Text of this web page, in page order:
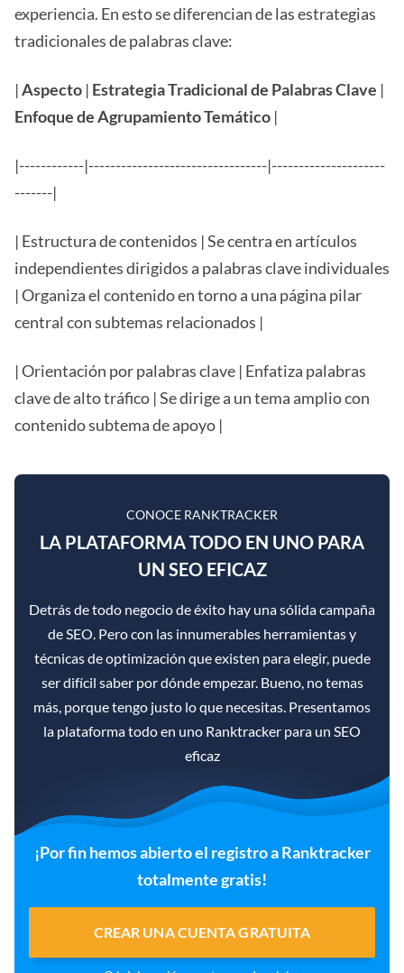
experiencia. En esto se diferencian de las estrategias
tradicionales de palabras clave:
|Aspecto | Estrategia Tradicional de Palabras Clave |
Enfoque de Agrupamiento Temático |
|------------|---------------------------------|---------------------
-------|
| Estructura de contenidos | Se centra en artículos
independientes dirigidos a palabras clave individuales
| Organiza el contenido en torno a una página pilar
central con subtemas relacionados |
| Orientación por palabras clave | Enfatiza palabras
clave de alto tráfico | Se dirige a un tema amplio con
contenido subtema de apoyo |
CONOCE RANKTRACKER
LA PLATAFORMA TODO EN UNO PARA
UN SEO EFICAZ
Detrás de todo negocio de éxito hay una sólida campaña
de SEO. Pero con las innumerables herramientas y
técnicas de optimización que existen para elegir, puede
ser difícil saber por dónde empezar. Bueno, no temas
más, porque tengo justo lo que necesitas. Presentamos
la plataforma todo en uno Ranktracker para un SEO
eficaz
¡Por fin hemos abierto el registro a Ranktracker
totalmente gratis!
CREAR UNA CUENTA GRATUITA